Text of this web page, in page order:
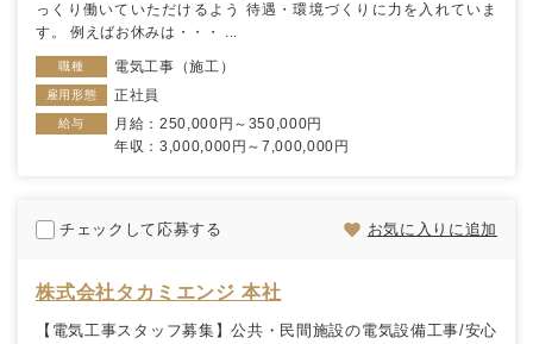
っくり働いていただけるよう 待遇・環境づくりに力を入れていま
す。 例えばお休みは・・・ ...
職種 電気工事（施工）
雇用形態 正社員
給与
月給：250,000円～350,000円
年収：3,000,000円～7,000,000円
チェックして応募する お気に入りに追加
株式会社タカミエンジ 本社
【電気工事スタッフ募集】公共・民間施設の電気設備工事/安心